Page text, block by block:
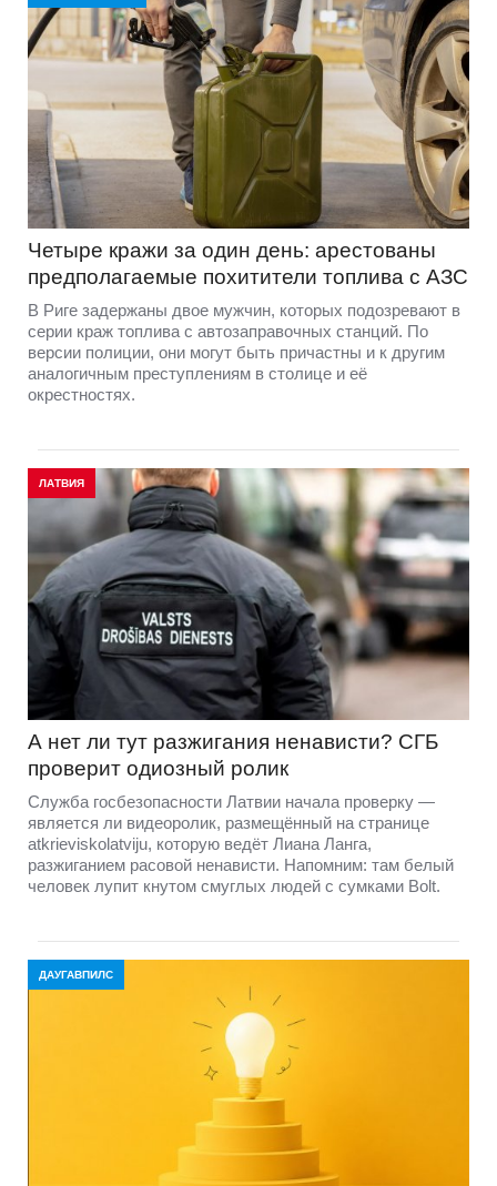
Четыре кражи за один день: арестованы
предполагаемые похитители топлива с АЗС
В Риге задержаны двое мужчин, которых подозревают в
серии краж топлива с автозаправочных станций. По
версии полиции, они могут быть причастны и к другим
аналогичным преступлениям в столице и её
окрестностях.
ЛАТВИЯ
А нет ли тут разжигания ненависти? СГБ
проверит одиозный ролик
Служба госбезопасности Латвии начала проверку —
является ли видеоролик, размещённый на странице
atkrieviskolatviju, которую ведёт Лиана Ланга,
разжиганием расовой ненависти. Напомним: там белый
человек лупит кнутом смуглых людей с сумками Bolt.
ДАУГАВПИЛС